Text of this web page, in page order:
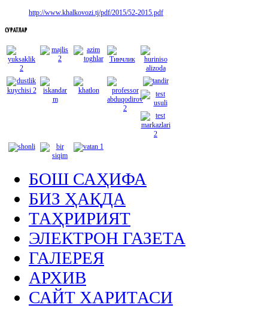
http://www.khalkovozi.tj/pdf/2015/52-2015.pdf
СУРАТЛАР
БОШ САҲИФА
БИЗ ҲАҚДА
ТАҲРИРИЯТ
ЭЛЕКТРОН ГАЗЕТА
ГАЛЕРЕЯ
АРХИВ
САЙТ ХАРИТАСИ